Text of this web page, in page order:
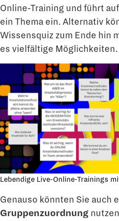
Online-Training und führt
ein Thema ein. Alternativ
Wissensquiz zum Ende hin
es vielfältige Möglichkeiten.
Lebendige Live-Online-Trainings
Genauso könnten Sie auch
Gruppenzuordnung